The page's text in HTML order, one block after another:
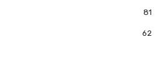
81
62